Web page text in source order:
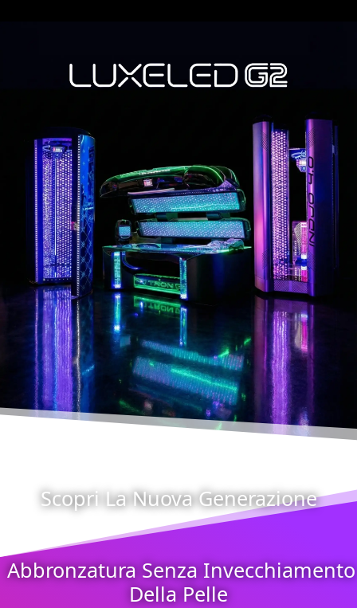
Scopri La Nuova Generazione
Abbronzatura Senza Invecchiamento
Della Pelle